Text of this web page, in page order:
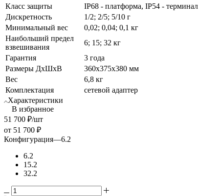
Класс защиты
IP68 - платформа, IP54 - терминал
Дискретность
1/2; 2/5; 5/10 г
Минимальный вес
0,02; 0,04; 0,1 кг
Наибольший предел
взвешивания
6; 15; 32 кг
Гарантия
3 года
Размеры ДхШхВ
360х375х380 мм
Вес
6,8 кг
Комплектация
сетевой адаптер
Характеристики
В избранное
51 700 ₽/шт
от 51 700 ₽
Конфигурация—6.2
6.2
15.2
32.2